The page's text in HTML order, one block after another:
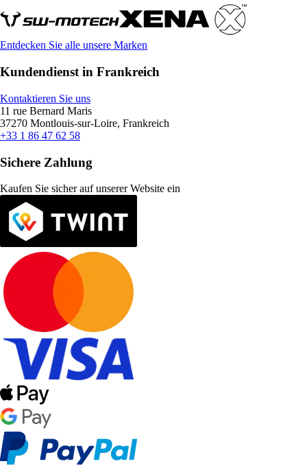
Entdecken Sie alle unsere Marken
Kundendienst in Frankreich
Kontaktieren Sie uns
11 rue Bernard Maris
37270 Montlouis-sur-Loire, Frankreich
+33 1 86 47 62 58
Sichere Zahlung
Kaufen Sie sicher auf unserer Website ein